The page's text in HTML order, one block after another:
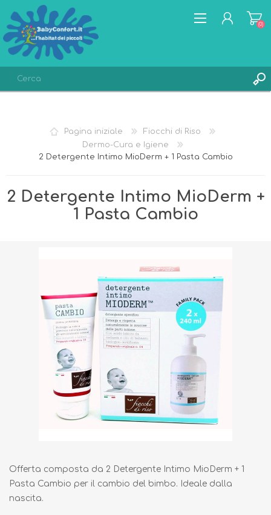
LISTA DEI DESIDERI
(0)
Pagina iniziale
Fiocchi di Riso
Dermo-Cura e Igiene
2 Detergente Intimo MioDerm + 1 Pasta Cambio
2 Detergente Intimo MioDerm +
1 Pasta Cambio
Offerta composta da 2 Detergente Intimo MioDerm + 1
Pasta Cambio per il cambio del bimbo. Ideale dalla
nascita.